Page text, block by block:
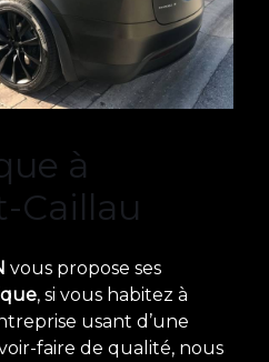
à
Caillau
vous propose ses
, si vous habitez à
usant d’une
faire de qualité, nous